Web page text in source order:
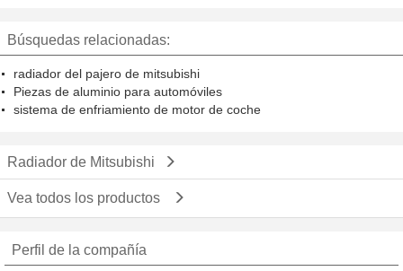
Búsquedas relacionadas:
radiador del pajero de mitsubishi
Piezas de aluminio para automóviles
sistema de enfriamiento de motor de coche
Radiador de Mitsubishi
Vea todos los productos
Perfil de la compañía